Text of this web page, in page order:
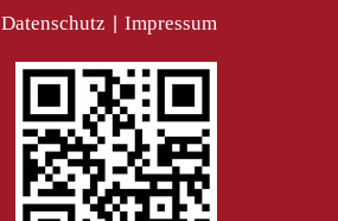
Datenschutz Impressum